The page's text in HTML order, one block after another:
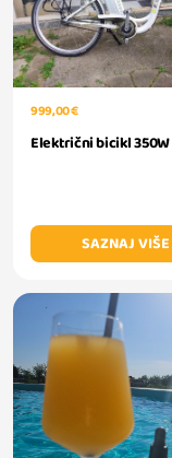
999,00 €
Električni bicikl 350W
SAZNAJ VIŠE